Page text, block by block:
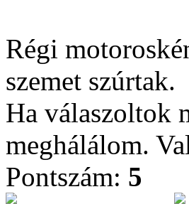
Régi
szemet szúrtak.
Ha válaszoltok
meghálálom.
Pontszám: 5